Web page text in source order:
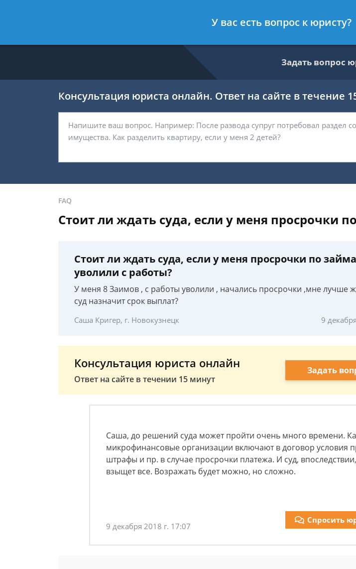
- Налоговый консультант, служащий ФНС
Задать вопрос
Консультация юриста онлайн. Ответ на сайте в течение
FAQ
Стоит ли ждать суда, если у меня просрочки
Стоит ли ждать суда, если у меня просрочки по
уволили с работы?
У меня 8 Заимов , с работы уволили , начались просрочки ,мне лучше
суд назначит срок выплат?
Саша Кригер, г. Новокузнецк 9
Консультация юриста онлайн
Ответ на сайте в течении 15 минут
Задать
Саша, до решений суда может пройти очень много времени.
микрофинансовые организации включают в договор условия
штрафы и пр. в случае просрочки платежа. И суд,
взыщет все. Возражать будет можно, но сложно.
9 декабря 2018 г. 17:07
Спросить
У вас есть вопрос к юристу?